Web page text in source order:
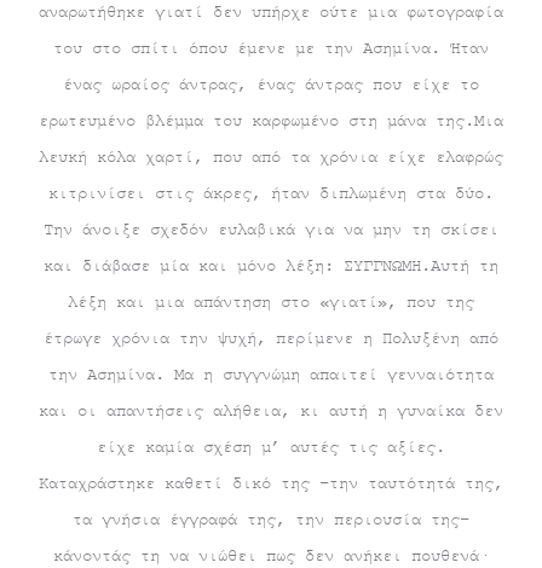
αναρωτήθηκε γιατί δεν υπήρχε ούτε μια φωτογραφία
του στο σπίτι όπου έμενε με την Ασημίνα. Ήταν
ένας ωραίος άντρας, ένας άντρας που είχε το
ερωτευμένο βλέμμα του καρφωμένο στη μάνα της.Μια
λευκή κόλα χαρτί, που από τα χρόνια είχε ελαφρώς
κιτρινίσει στις άκρες, ήταν διπλωμένη στα δύο.
Την άνοιξε σχεδόν ευλαβικά για να μην τη σκίσει
και διάβασε μία και μόνο λέξη: ΣΥΓΓΝΩΜΗ.Αυτή τη
λέξη και μια απάντηση στο «γιατί», που της
έτρωγε χρόνια την ψυχή, περίμενε η Πολυξένη από
την Ασημίνα. Μα η συγγνώμη απαιτεί γενναιότητα
και οι απαντήσεις αλήθεια, κι αυτή η γυναίκα δεν
είχε καμία σχέση μ’ αυτές τις αξίες.
Καταχράστηκε καθετί δικό της –την ταυτότητά της,
τα γνήσια έγγραφά της, την περιουσία της–
κάνοντάς τη να νιώθει πως δεν ανήκει πουθενά·